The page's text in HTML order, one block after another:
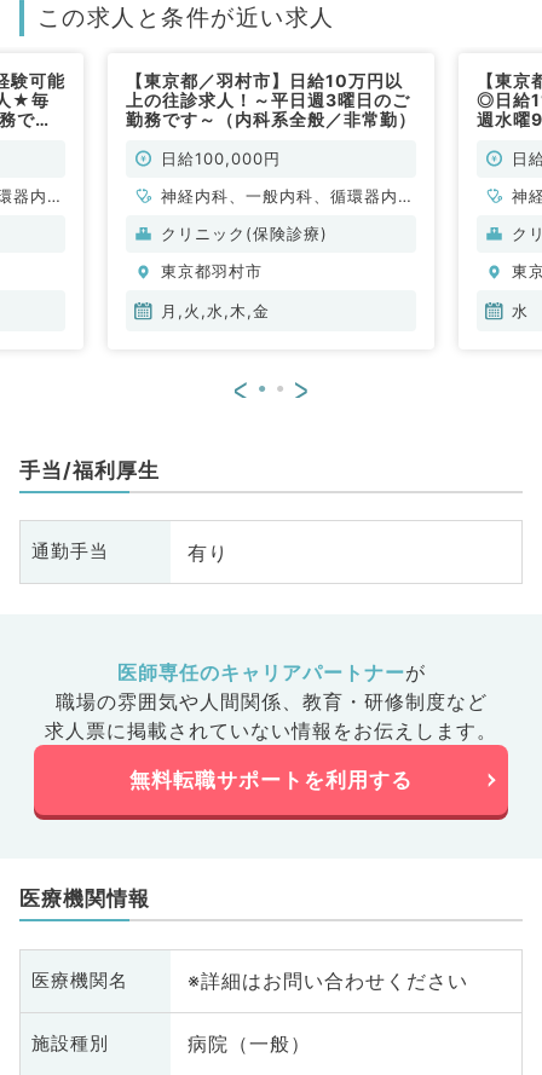
この求人と条件が近い求人
験可能
★毎
です
器内
【東京都／羽村市】日給10万円以
上の往診求人！～平日週3曜日のご
勤務です～（内科系全般／非常勤）
日給100,000円
神経内科、一般内科、循環器内
科、呼吸器内科、消化器内科、内
クリニック(保険診療)
東京都羽村市
月,火,水,木,金
【東
◎日給
週水曜
勤） 日
神
科
ク
東
水
< >
手当/福利厚生
通勤手当 有り
医師専任のキャリアパートナーが
職場の雰囲気や人間関係、 教育・研修制度など
求人票に掲載されていない情報をお伝えします。
無料転職サポートを利用する
医療機関情報
医療機関名 ※詳細はお問い合わせください
施設種別 病院（一般）